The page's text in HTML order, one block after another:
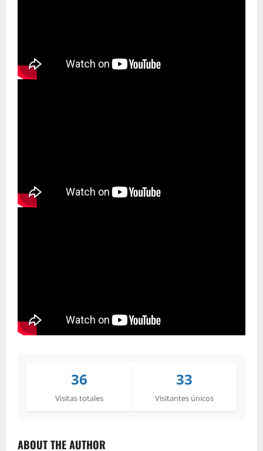
36
Visitas totales
33
Visitantes únicos
ABOUT THE AUTHOR